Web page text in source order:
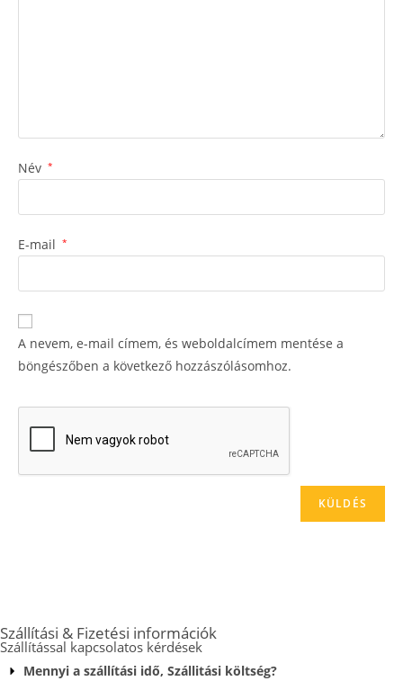
Név *
E-mail *
A nevem, e-mail címem, és weboldalcímem mentése a
böngészőben a következő hozzászólásomhoz.
Szállítási & Fizetési információk
Szállítással kapcsolatos kérdések
Mennyi a szállítási idő, Szállitási költség?